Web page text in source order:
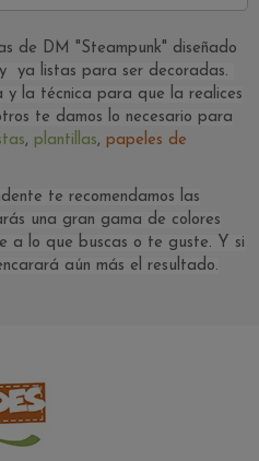
de DM "Steampunk" diseñado
y ya listas para ser decoradas.
y la técnica para que la realices
te damos lo necesario para
, plantillas, papeles de
te recomendamos las
una gran gama de colores
a lo que buscas o te guste. Y si
aún más el resultado.